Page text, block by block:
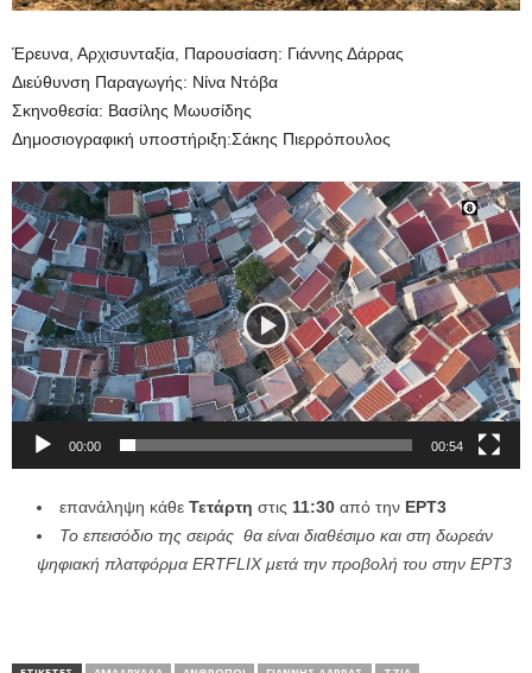
Έρευνα, Αρχισυνταξία, Παρουσίαση: Γιάννης Δάρρας
Διεύθυνση Παραγωγής: Νίνα Ντόβα
Σκηνοθεσία: Βασίλης Μωυσίδης
Δημοσιογραφική υποστήριξη:Σάκης Πιερρόπουλος
Πρόγραμμα
Αναπαραγωγής
Βίντεο
00:00 00:54
επανάληψη κάθε Τετάρτη στις 11:30 από την ΕΡΤ3
Το επεισόδιο της σειράς θα είναι διαθέσιμο και στη δωρεάν
ψηφιακή πλατφόρμα ERTFLIX μετά την προβολή του στην ΕΡΤ3